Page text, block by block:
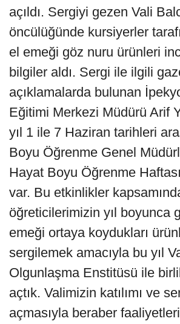
açıldı. Sergiyi gezen Vali
öncülüğünde kursiyerler
el emeği göz nuru ürünleri
bilgiler aldı. Sergi ile ilgili
açıklamalarda bulunan
Eğitimi Merkezi Müdürü Arif
yıl 1 ile 7 Haziran tarihleri
Boyu Öğrenme Genel
Hayat Boyu Öğrenme
var. Bu etkinlikler
öğreticilerimizin yıl boyunca
emeği ortaya koydukları
sergilemek amacıyla bu yıl
Olgunlaşma Enstitüsü ile
açtık. Valimizin katılımı ve
açmasıyla beraber